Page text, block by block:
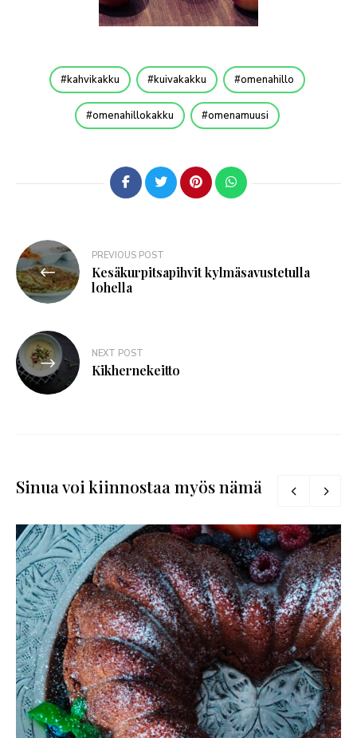
kahvikakku kuivakakku omenahillo
omenahillokakku omenamuusi
PREVIOUS POST
Kesäkurpitsapihvit kylmäsavustetulla
lohella
NEXT POST
Kikhernekeitto
Sinua voi kiinnostaa myös nämä